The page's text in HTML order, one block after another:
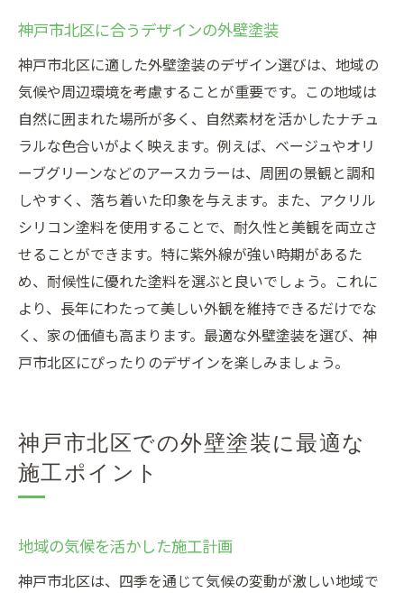
神戸市北区に合うデザインの外壁塗装
神戸市北区に適した外壁塗装のデザイン選びは、地域の
気候や周辺環境を考慮することが重要です。この地域は
自然に囲まれた場所が多く、自然素材を活かしたナチュ
ラルな色合いがよく映えます。例えば、ベージュやオリ
ーブグリーンなどのアースカラーは、周囲の景観と調和
しやすく、落ち着いた印象を与えます。また、アクリル
シリコン塗料を使用することで、耐久性と美観を両立さ
せることができます。特に紫外線が強い時期があるた
め、耐候性に優れた塗料を選ぶと良いでしょう。これに
より、長年にわたって美しい外観を維持できるだけでな
く、家の価値も高まります。最適な外壁塗装を選び、神
戸市北区にぴったりのデザインを楽しみましょう。
神戸市北区での外壁塗装に最適な
施工ポイント
地域の気候を活かした施工計画
神戸市北区は、四季を通じて気候の変動が激しい地域で